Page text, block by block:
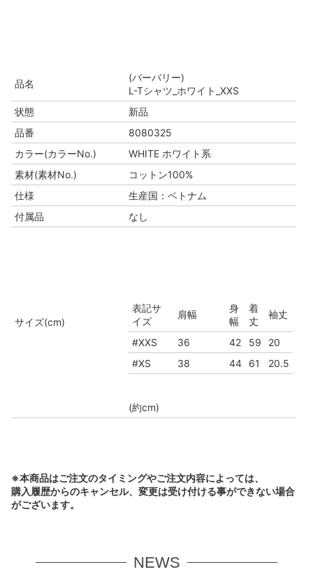
品名
(バーバリー)
L-Tシャツ_ホワイト_XXS
状態
新品
品番
8080325
カラー(カラーNo.)
WHITE ホワイト系
素材(素材No.)
コットン100%
仕様
生産国：ベトナム
付属品
なし
サイズ(cm)
表記サ
イズ
肩幅
身
幅
着
丈
袖丈
#XXS 36 42 59
20
#XS
38 44 61 20.5
(約cm)
※本商品はご注文のタイミングやご注文内容によっては、
購入履歴からのキャンセル、変更は受け付ける事ができない場合
がございます。
NEWS